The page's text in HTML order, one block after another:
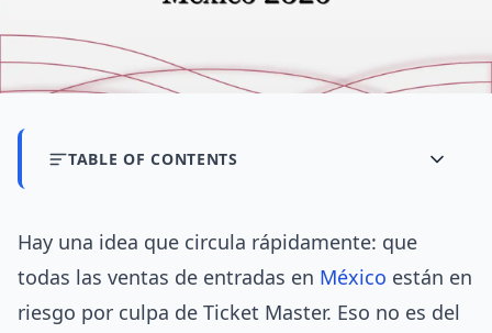
TABLE OF CONTENTS
Hay una idea que circula rápidamente: que
todas las ventas de entradas en México están en
riesgo por culpa de Ticket Master. Eso no es del